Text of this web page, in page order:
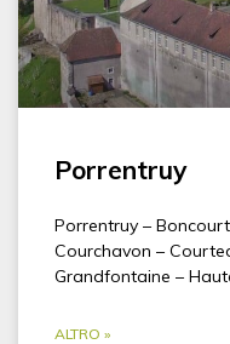
Porrentruy
Porrentruy –
Courchavon –
Grandfontaine –
ALTRO »